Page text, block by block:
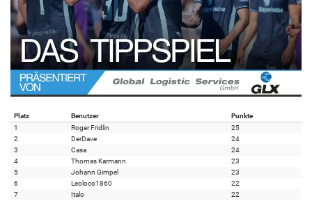
Platz Benutzer
Punkte
1
Roger Fridlin
25
2
DerDave
24
3
Casa
24
4
Thomas Karmann
23
5
Johann Gimpel
23
6
Leoloco1860
22
7
Italo
22